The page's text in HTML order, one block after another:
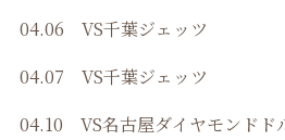
04.06 VS千葉ジェッツ
04.07 VS千葉ジェッツ
04.10 VS名古屋ダイヤモンドド